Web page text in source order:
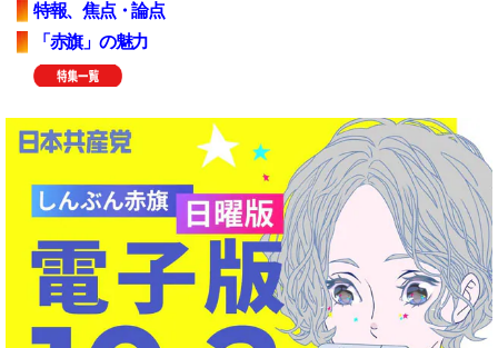
特報、焦点・論点
「赤旗」の魅力